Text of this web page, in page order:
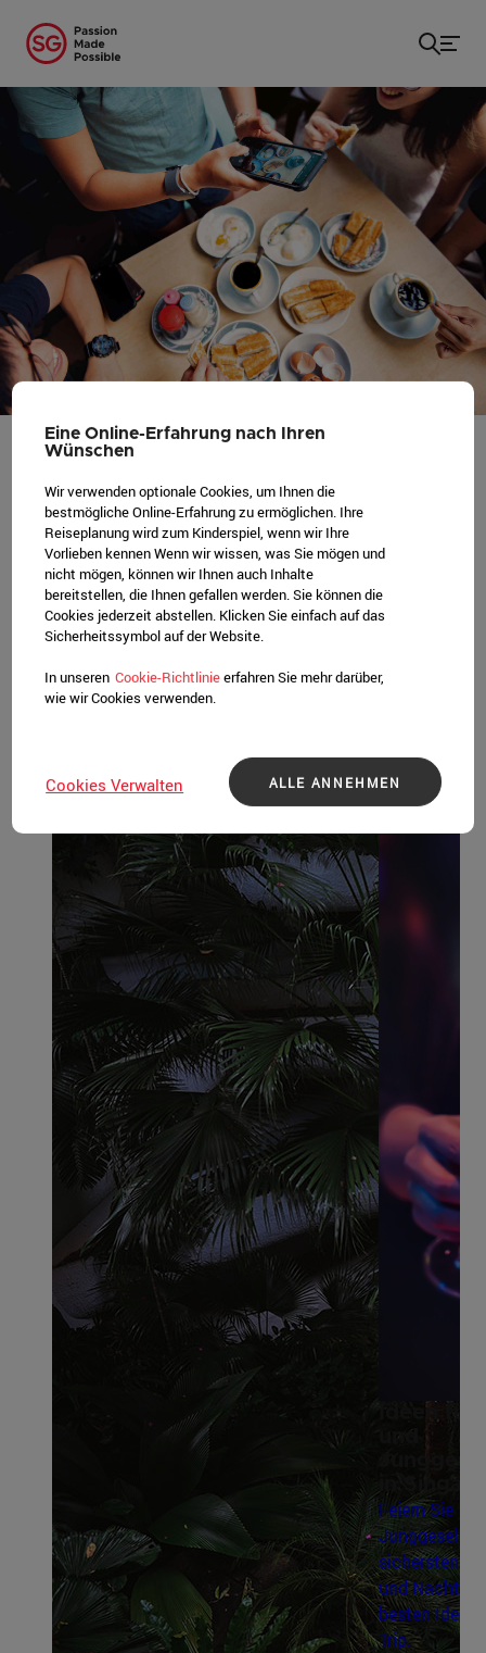
Startseite/...
Ein Foodie-Reiseführer für
Singapur
Von Street Food zu Traditionslokalen der
Einheimischen und Restaurants mit
Michelin-Sternen – begeben Sie sich auf
eine kulinarische Reise, die Ihren
Geschmacksknospen völlig neue Horizonte
Sonstige Reisepläne
Ideen für
und
Feiern Sie
sichersten
und
besten Ideen
Trip.
Eine Online-Erfahrung nach Ihren
Wünschen
Wir verwenden optionale Cookies, um Ihnen die
bestmögliche Online-Erfahrung zu ermöglichen. Ihre
Reiseplanung wird zum Kinderspiel, wenn wir Ihre
Vorlieben kennen Wenn wir wissen, was Sie mögen und
nicht mögen, können wir Ihnen auch Inhalte
bereitstellen, die Ihnen gefallen werden. Sie können die
Cookies jederzeit abstellen. Klicken Sie einfach auf das
Sicherheitssymbol auf der Website.
In unseren Cookie-Richtlinieerfahren Sie mehr darüber,
wie wir Cookies verwenden.
ALLE ANNEHMEN
Cookies Verwalten